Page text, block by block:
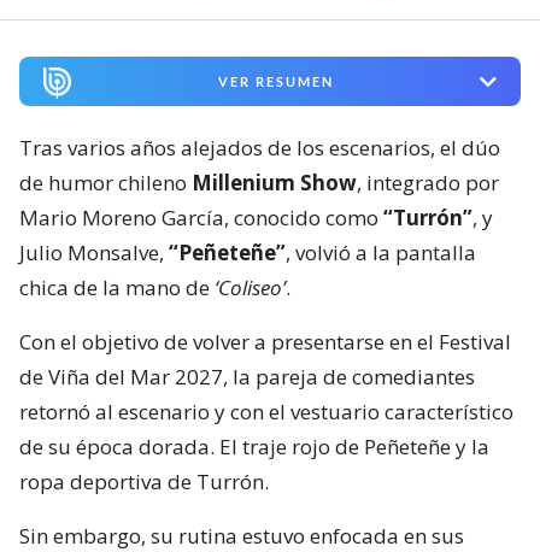
VER RESUMEN
Tras varios años alejados de los escenarios, el dúo
de humor chileno Millenium Show, integrado por
Mario Moreno García, conocido como “Turrón”, y
Julio Monsalve, “Peñeteñe”, volvió a la pantalla
chica de la mano de ‘Coliseo’.
Con el objetivo de volver a presentarse en el Festival
de Viña del Mar 2027, la pareja de comediantes
retornó al escenario y con el vestuario característico
de su época dorada. El traje rojo de Peñeteñe y la
ropa deportiva de Turrón.
Sin embargo, su rutina estuvo enfocada en sus